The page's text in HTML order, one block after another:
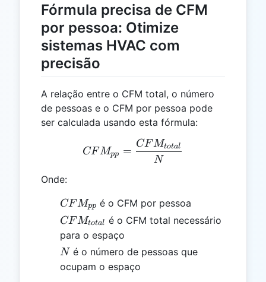
Fórmula precisa de CFM
por pessoa: Otimize
sistemas HVAC com
precisão
A relação entre o CFM total, o número
de pessoas e o CFM por pessoa pode
ser calculada usando esta fórmula:
CFM_{pp} =
CF Mpp =
N
CFMtotal
Onde:
CFM_{pp}
CF Mpp é o CFM por pessoa
CFM_{total}
CF Mtotal é o CFM total necessário
para o espaço
N
N é o número de pessoas que
ocupam o espaço